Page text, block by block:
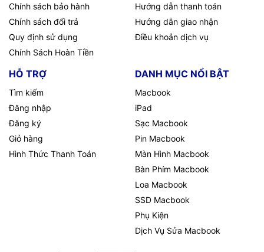
Chính sách bảo hành
Chính sách đổi trả
Quy định sử dụng
Chính Sách Hoàn Tiền
Hướng dẫn thanh toán
Hướng dẫn giao nhận
Điều khoản dịch vụ
HỖ TRỢ
Tìm kiếm
Đăng nhập
Đăng ký
Giỏ hàng
Hình Thức Thanh Toán
DANH MỤC NỔI BẬT
Macbook
iPad
Sạc Macbook
Pin Macbook
Màn Hình Macbook
Bàn Phím Macbook
Loa Macbook
SSD Macbook
Phụ Kiện
Dịch Vụ Sửa Macbook